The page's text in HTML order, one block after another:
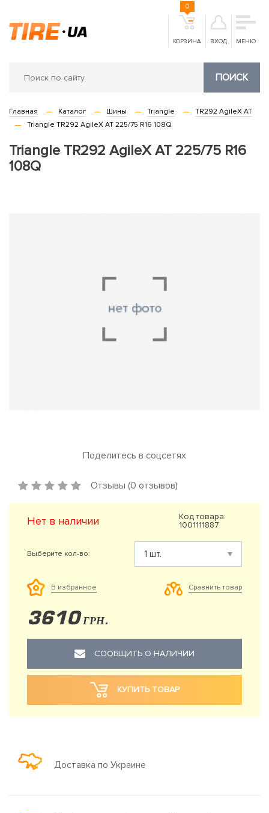
КОРЗИНА
0
ВХОД МЕНЮ
ПОИСК
Главная Каталог Шины Triangle
TR292 AgileX AT
Triangle TR292 AgileX AT 225/75 R16 108Q
Triangle TR292 AgileX AT 225/75 R16
108Q
Поделитесь в соцсетях
Отзывы (0 отзывов)
Нет в наличии
Код товара:
1001111887
Выберите кол-во:
В избранное Сравнить товар
3610 ГРН.
СООБЩИТЬ О НАЛИЧИИ
КУПИТЬ ТОВАР
Доставка по Украине